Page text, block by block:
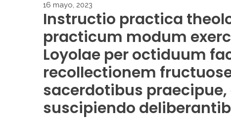
16 mayo, 2023
Instructio practica
practicum modum
Loyolae per octiduum
recollectionem
sacerdotibus
suscipiendo